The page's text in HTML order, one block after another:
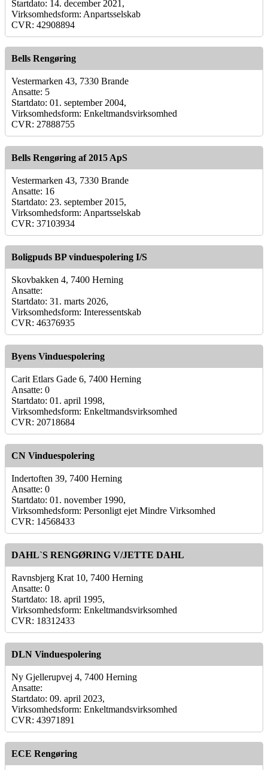
Startdato: 14. december 2021,
Virksomhedsform: Anpartsselskab
CVR: 42908894
Bells Rengøring
Vestermarken 43, 7330 Brande
Ansatte: 5
Startdato: 01. september 2004,
Virksomhedsform: Enkeltmandsvirksomhed
CVR: 27888755
Bells Rengøring af 2015 ApS
Vestermarken 43, 7330 Brande
Ansatte: 16
Startdato: 23. september 2015,
Virksomhedsform: Anpartsselskab
CVR: 37103934
Boligpuds BP vinduespolering I/S
Skovbakken 4, 7400 Herning
Ansatte:
Startdato: 31. marts 2026,
Virksomhedsform: Interessentskab
CVR: 46376935
Byens Vinduespolering
Carit Etlars Gade 6, 7400 Herning
Ansatte: 0
Startdato: 01. april 1998,
Virksomhedsform: Enkeltmandsvirksomhed
CVR: 20718684
CN Vinduespolering
Indertoften 39, 7400 Herning
Ansatte: 0
Startdato: 01. november 1990,
Virksomhedsform: Personligt ejet Mindre Virksomhed
CVR: 14568433
DAHL`S RENGØRING V/JETTE DAHL
Ravnsbjerg Krat 10, 7400 Herning
Ansatte: 0
Startdato: 18. april 1995,
Virksomhedsform: Enkeltmandsvirksomhed
CVR: 18312433
DLN Vinduespolering
Ny Gjellerupvej 4, 7400 Herning
Ansatte:
Startdato: 09. april 2023,
Virksomhedsform: Enkeltmandsvirksomhed
CVR: 43971891
ECE Rengøring